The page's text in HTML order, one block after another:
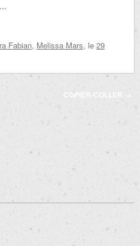
Fabian, Melissa Mars, le 29
COPIER-COLLER →